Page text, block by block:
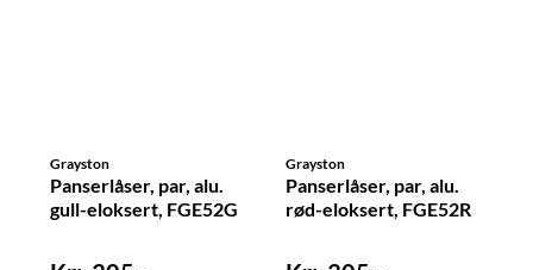
Grayston
Panserlåser, par, alu.
gull-eloksert, FGE52G
Grayston
Panserlåser, par, alu.
rød-eloksert, FGE52R